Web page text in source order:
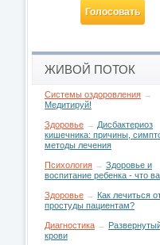
ЖИВОЙ ПОТОК
Системы оздоровления →
Медитируй!
Здоровье → Дисбактериоз
кишечника: причины,
методы лечения
Психология → Здоровье и
воспитание ребенка - что
Здоровье → Как лечиться
простуды пациентам?
Диагностика →
крови